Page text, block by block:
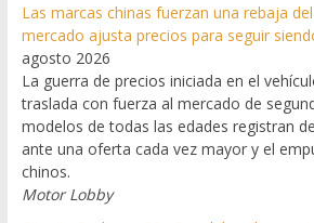
Las marcas chinas fuerzan una rebaja
mercado ajusta precios para seguir
agosto 2026
La guerra de precios iniciada en el
traslada con fuerza al mercado de
modelos de todas las edades registran
ante una oferta cada vez mayor y el
chinos.
Motor Lobby